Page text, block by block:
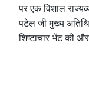
पर एक विशाल
पटेल जी मुख्य
शिष्टाचार भेंट की